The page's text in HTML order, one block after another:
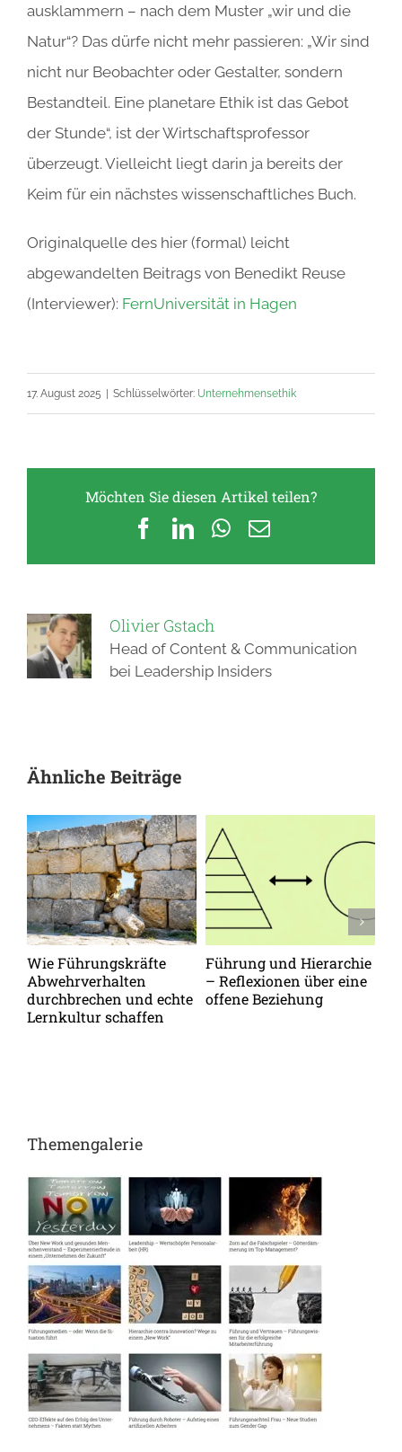
ausklammern – nach dem Muster „wir und die
Natur“? Das dürfe nicht mehr passieren: „Wir sind
nicht nur Beobachter oder Gestalter, sondern
Bestandteil. Eine planetare Ethik ist das Gebot
der Stunde“, ist der Wirtschaftsprofessor
überzeugt. Vielleicht liegt darin ja bereits der
Keim für ein nächstes wissenschaftliches Buch.
Originalquelle des hier (formal) leicht
abgewandelten Beitrags von Benedikt Reuse
(Interviewer): FernUniversität in Hagen
17. August 2025 | Schlüsselwörter: Unternehmensethik
Möchten Sie diesen Artikel teilen?
Facebook
LinkedIn
WhatsApp
E-
Olivier Gstach
Head of Content & Communication
bei Leadership Insiders
Ähnliche Beiträge
Wie Führungskräfte
Abwehrverhalten
durchbrechen und echte
Lernkultur schaffen
Führung und Hierarchie
– Reflexionen über eine
offene Beziehung
Themengalerie